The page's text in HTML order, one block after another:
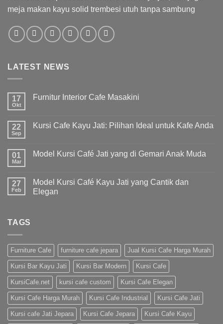
meja makan kayu solid trembesi utuh tanpa sambung
LATEST NEWS
17
Okt
Furnitur Interior Cafe Masakini
22
Sep
Kursi Cafe Kayu Jati: Pilihan Ideal untuk Kafe Anda
01
Mar
Model Kursi Café Jati yang di Gemari Anak Muda
27
Feb
Model Kursi Café Kayu Jati yang Cantik dan
Elegan
TAGS
Furniture Cafe furniture cafe jepara Jual Kursi Cafe Harga Murah
Kursi Bar Kayu Jati Kursi Bar Modern Kursi Cafe
KursiCafe.net kursi cafe custom Kursi Cafe Elegan
Kursi Cafe Harga Murah Kursi Cafe Industrial Kursi Cafe Jati
Kursi cafe Jati Jepara Kursi Cafe Jepara Kursi Cafe Kayu